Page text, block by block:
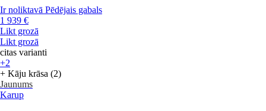
Ir noliktavā Pēdējais gabals
1 939 €
Likt grozā
Likt grozā
citas varianti
+2
+ Kāju krāsa (2)
Jaunums
Karup